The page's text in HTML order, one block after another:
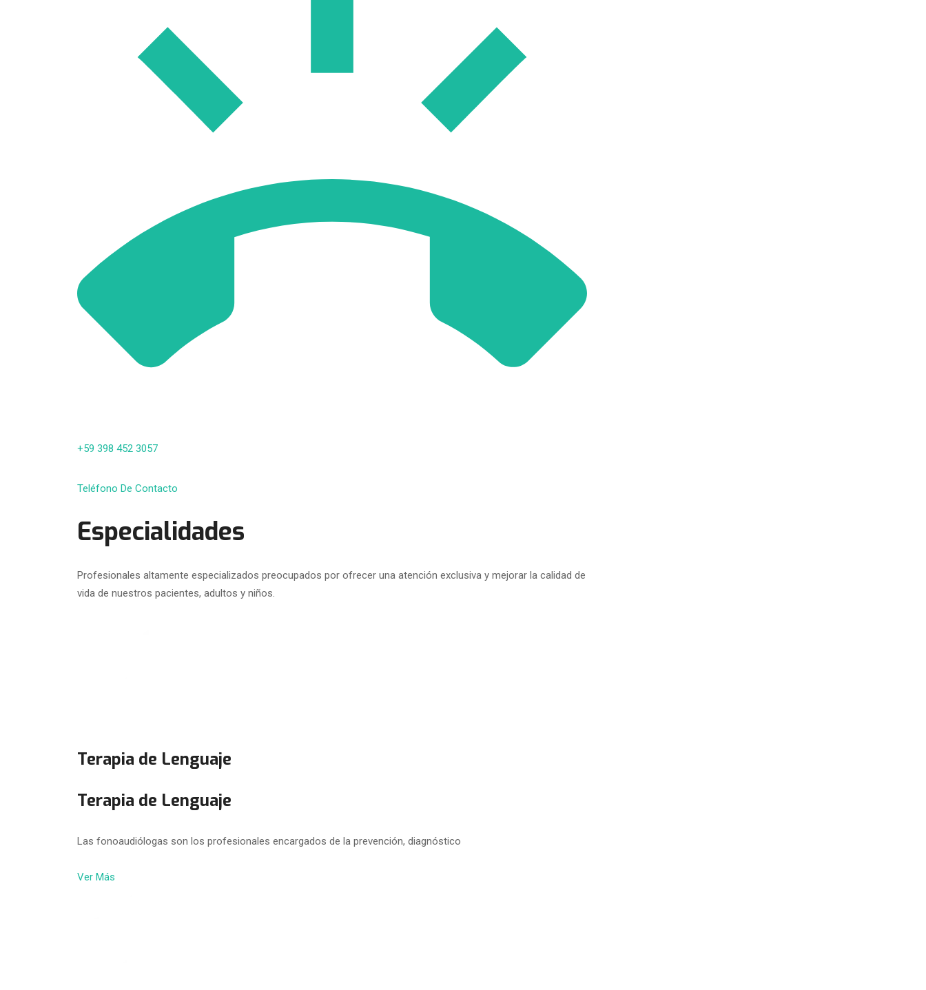
+59 398 452 3057
Teléfono De Contacto
Especialidades
Profesionales altamente especializados preocupados por ofrecer una atención exclusiva y mejorar la calidad de
vida de nuestros pacientes, adultos y niños.
Terapia de Lenguaje
Terapia de Lenguaje
Las fonoaudiólogas son los profesionales encargados de la prevención, diagnóstico
Ver Más